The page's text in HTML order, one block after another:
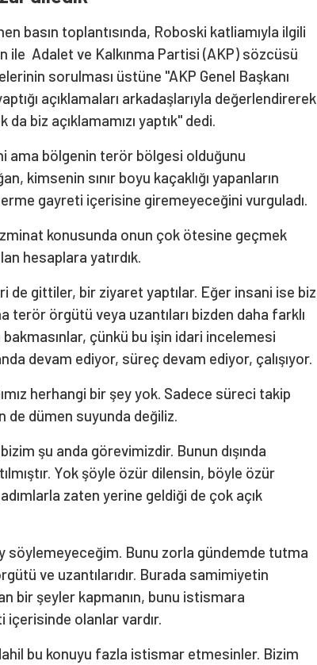
basın toplantısında, Roboski katliamıyla ilgili
ile Adalet ve Kalkınma Partisi (AKP) sözcüsü
sorulması üstüne "AKP Genel Başkanı
açıklamaları arkadaşlarıyla değerlendirerek
biz açıklamamızı yaptık" dedi.
ama bölgenin terör bölgesi olduğunu
kimsenin sınır boyu kaçaklığı yapanların
gayreti içerisine giremeyeceğini vurguladı.
konusunda onun çok ötesine geçmek
hesaplara yatırdık.
de gittiler, bir ziyaret yaptılar. Eğer insani ise biz
terör örgütü veya uzantıları bizden daha farklı
çünkü bu işin idari incelemesi
devam ediyor, süreç devam ediyor, çalışıyor.
herhangi bir şey yok. Sadece süreci takip
de dümen suyunda değiliz.
şu anda görevimizdir. Bunun dışında
Yok şöyle özür dilensin, böyle özür
zaten yerine geldiği de çok açık
söylemeyeceğim. Bunu zorla gündemde tutma
ve uzantılarıdır. Burada samimiyetin
bir şeyler kapmanın, bunu istismara
olanlar vardır.
bu konuyu fazla istismar etmesinler. Bizim